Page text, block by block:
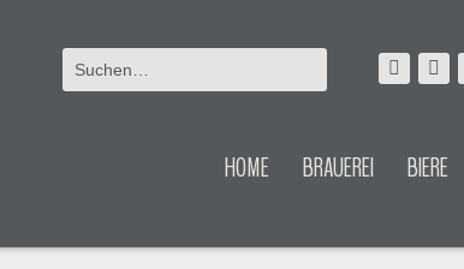
HOME BRAUEREI BIERE